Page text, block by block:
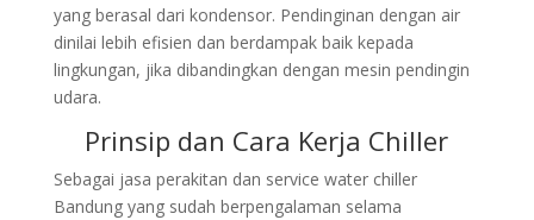
yang berasal dari kondensor. Pendinginan dengan air
dinilai lebih efisien dan berdampak baik kepada
lingkungan, jika dibandingkan dengan mesin pendingin
udara.
Prinsip dan Cara Kerja Chiller
Sebagai jasa perakitan dan service water chiller
Bandung yang sudah berpengalaman selama